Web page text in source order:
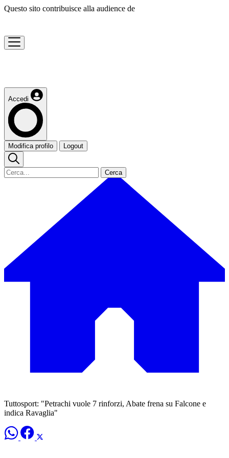
Questo sito contribuisce alla audience de
Accedi
Modifica profilo Logout
Cerca
Tuttosport: "Petrachi vuole 7 rinforzi, Abate frena su Falcone e
indica Ravaglia"